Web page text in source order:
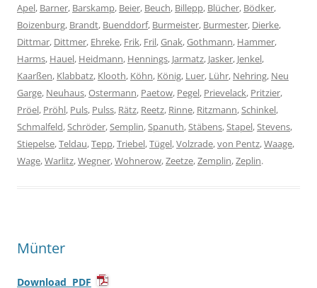
Apel, Barner, Barskamp, Beier, Beuch, Billepp, Blücher, Bödker,
Boizenburg, Brandt, Buenddorf, Burmeister, Burmester, Dierke,
Dittmar, Dittmer, Ehreke, Frik, Fril,Gnak,Gothmann, Hammer,
Harms, Hauel, Heidmann, Hennings, Jarmatz, Jasker, Jenkel,
Kaarßen, Klabbatz, Klooth, Köhn, König, Luer, Lühr, Nehring, Neu
Garge, Neuhaus,Ostermann, Paetow, Pegel, Prievelack, Pritzier,
Pröel, Pröhl, Puls, Pulss, Rätz, Reetz, Rinne, Ritzmann,Schinkel,
Schmalfeld,Schröder,Semplin,Spanuth,Stäbens,Stapel,Stevens,
Stiepelse,Teldau,Tepp,Triebel,Tügel,Volzrade,von Pentz,Waage,
Wage,Warlitz,Wegner,Wohnerow,Zeetze,Zemplin,Zeplin.
Münter
Download PDF